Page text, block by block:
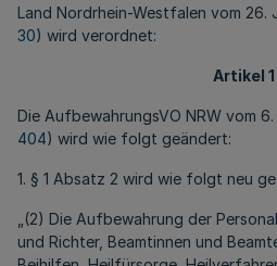
Land Nordrhein-Westfalen vom 26.
30) wird verordnet:
Artikel 1
Die AufbewahrungsVO NRW vom
404) wird wie folgt geändert:
1. § 1 Absatz 2 wird wie folgt neu
„(2) Die Aufbewahrung der
und Richter, Beamtinnen und